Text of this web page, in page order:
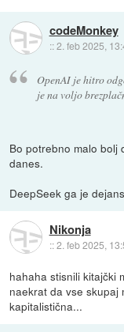
codeMonkey
::2. feb 2025,
OpenAI je hitro
je na voljo
Bo potrebno malo bolj
danes.
DeepSeek ga je
Nikonja
::2. feb 2025,
hahaha stisnili kitajčki
naekrat da vse skupaj
kapitalistična...